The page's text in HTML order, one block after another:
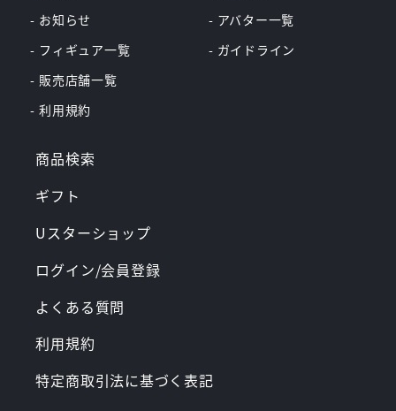
- お知らせ
- フィギュア一覧
- 販売店舗一覧
- 利用規約
- アバター一覧
- ガイドライン
商品検索
ギフト
Uスターショップ
ログイン/会員登録
よくある質問
利用規約
特定商取引法に基づく表記